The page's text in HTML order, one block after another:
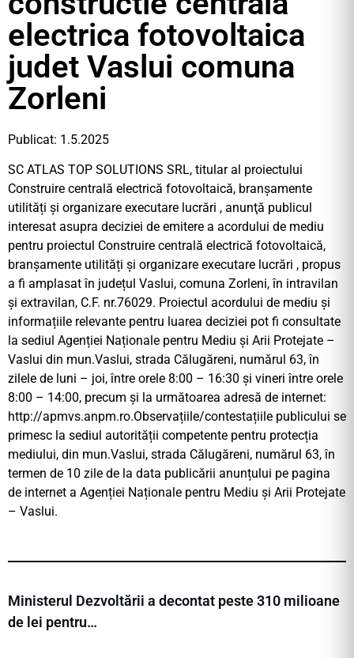
electrica fotovoltaica
judet Vaslui comuna
Zorleni
Publicat: 1.5.2025
SC ATLAS TOP SOLUTIONS SRL, titular al proiectului
Construire centrală electrică fotovoltaică, branșamente
utilități și organizare executare lucrări , anunţă publicul
interesat asupra deciziei de emitere a acordului de mediu
pentru proiectul Construire centrală electrică fotovoltaică,
branșamente utilități și organizare executare lucrări , propus
a fi amplasat în județul Vaslui, comuna Zorleni, în intravilan
și extravilan, C.F. nr.76029. Proiectul acordului de mediu și
informațiile relevante pentru luarea deciziei pot fi consultate
la sediul Agenției Naționale pentru Mediu și Arii Protejate –
Vaslui din mun.Vaslui, strada Călugăreni, numărul 63, în
zilele de luni – joi, între orele 8:00 – 16:30 şi vineri între orele
8:00 – 14:00, precum și la următoarea adresă de internet:
http://apmvs.anpm.ro.Observațiile/contestațiile publicului se
primesc la sediul autorității competente pentru protecția
mediului, din mun.Vaslui, strada Călugăreni, numărul 63, în
termen de 10 zile de la data publicării anunțului pe pagina
de internet a Agenției Naționale pentru Mediu și Arii Protejate
– Vaslui.
Ministerul Dezvoltării a decontat peste 310 milioane
de lei pentru…